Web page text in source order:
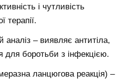
і чутливість
терапії.
– виявляє антитіла,
боротьби з інфекцією.
ланцюгова реакція) –